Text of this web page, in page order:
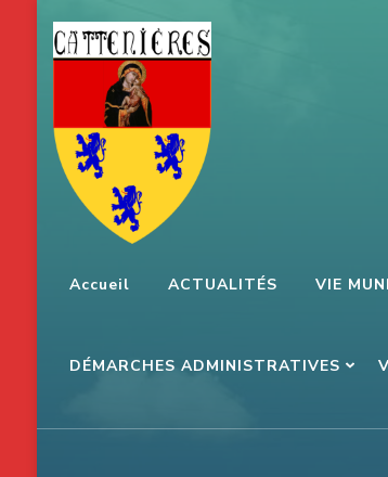
Aller
au
contenu
(Pressez
Entrée)
Accueil ACTUALITÉS VIE
DÉMARCHES ADMINISTRATIVES